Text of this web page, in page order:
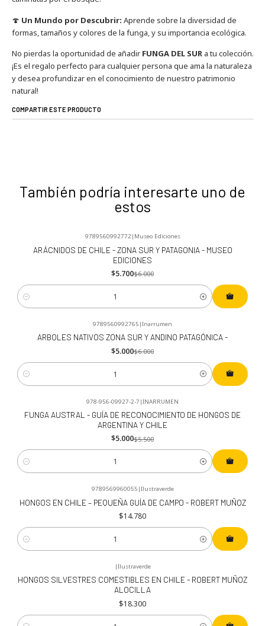
🍄 Un Mundo por Descubrir: Aprende sobre la diversidad de
formas, tamaños y colores de la funga, y su importancia ecológica.
No pierdas la oportunidad de añadir FUNGA DEL SURa tu colección.
¡Es el regalo perfecto para cualquier persona que ama la naturaleza
y desea profundizar en el conocimiento de nuestro patrimonio
natural!
COMPARTIR ESTE PRODUCTO
También podría interesarte uno de
estos
OFF
9789560992772| Museo Ediciones
ARÁCNIDOS DE CHILE - ZONA SUR Y PATAGONIA - MUSEO
EDICIONES
$5.700$6.000
Cantidad
-17%OFF
9789560992765 |Inarrumen
ARBOLES NATIVOS ZONA SUR Y ANDINO PATAGÓNICA -
$5.000$6.000
Cantidad
-9%OFF
978-956-09927-2-7 |INARRUMEN
FUNGA AUSTRAL - GUÍA DE RECONOCIMIENTO DE HONGOS DE
ARGENTINA Y CHILE
$5.000$5.500
Cantidad
9789569960055 |Ilustraverde
HONGOS EN CHILE – PEQUEÑA GUÍA DE CAMPO - ROBERT MUÑOZ
$14.780
Cantidad
|Ilustraverde
HONGOS SILVESTRES COMESTIBLES EN CHILE - ROBERT MUÑOZ
ALOCILLA
$18.300